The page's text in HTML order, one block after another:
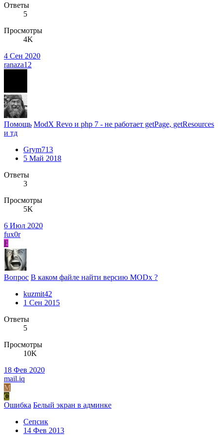
Ответы
5
Просмотры
4K
4 Сен 2020
ranaza12
Помощь ModX Revo и php 7 - не работает getPage, getResources
и тд
Grym713
5 Май 2018
Ответы
3
Просмотры
5K
6 Июл 2020
fux0r
F
Вопрос В каком файле найти версию MODx ?
kuzmit42
1 Сен 2015
Ответы
5
Просмотры
10K
18 Фев 2020
mail.iq
M
С
Ошибка Белый экран в админке
Сепсик
14 Фев 2013